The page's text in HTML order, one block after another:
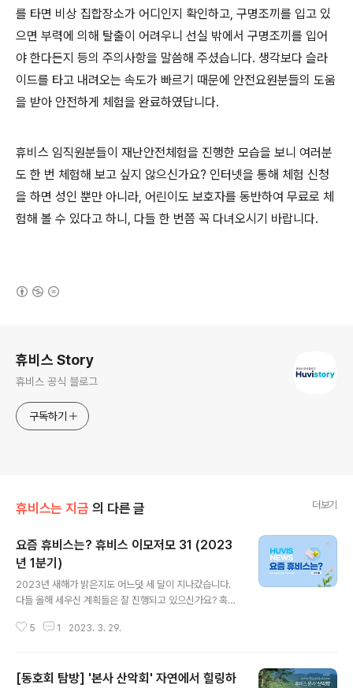
를 타면 비상 집합장소가 어디인지 확인하고, 구명조끼를 입고 있
으면 부력에 의해 탈출이 어려우니 선실 밖에서 구명조끼를 입어
야 한다든지 등의 주의사항을 말씀해 주셨습니다. 생각보다 슬라
이드를 타고 내려오는 속도가 빠르기 때문에 안전요원분들의 도움
을 받아 안전하게 체험을 완료하였답니다.
휴비스 임직원분들이 재난안전체험을 진행한 모습을 보니 여러분
도 한 번 체험해 보고 싶지 않으신가요? 인터넷을 통해 체험 신청
을 하면 성인 뿐만 아니라, 어린이도 보호자를 동반하여 무료로 체
험해 볼 수 있다고 하니, 다들 한 번쯤 꼭 다녀오시기 바랍니다.
휴비스 Story
휴비스 공식 블로그
구독하기
휴비스는 지금 의 다른 글 더보기
요즘 휴비스는? 휴비스 이모저모 31 (2023
년 1분기)
2023년 새해가 밝은지도 어느덧 세 달이 지나갔습니다.
다들 올해 세우신 계획들은 잘 진행되고 있으신가요? 혹시
롭게 시행되고 있는 정책을 잘 확인해보시면 많은 도움이
23년에 새로운 도약을 위해 다양한 활동을 준비하고 있는
5 1 2023. 3. 29.
[동호회 탐방] '본사 산악회' 자연에서 힐링하